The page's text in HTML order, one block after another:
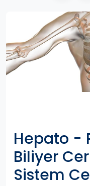
Hepato -
Biliyer
Sistem